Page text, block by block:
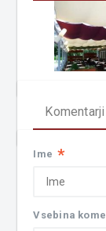
Komentarji
Ime *
Vsebina